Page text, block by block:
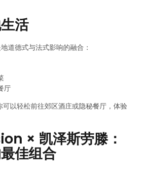
活
道德式与法式影响的融合：
厅
可以轻松前往郊区酒庄或隐秘餐厅，体验
× 凯泽斯劳滕：
佳组合